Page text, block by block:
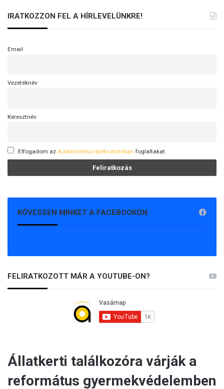
IRATKOZZON FEL A HÍRLEVELÜNKRE!
Email
Vezetéknév
Keresztnév
Elfogadom az Adatkezelési tájékoztatóban foglaltakat.
KÖVESSEN MINKET A FACEBOOKON
FELIRATKOZOTT MÁR A YOUTUBE-ON?